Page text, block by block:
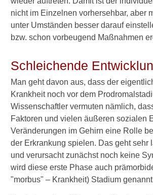
nicht im Einzelnen vorhersehbar, aber
unter Umständen besser darauf
bzw. schon vorbeugend Maßnahmen
Schleichende
Man geht davon aus, dass der
Krankheit noch vor dem
Wissenschaftler vermuten nämlich,
Faktoren und vielen äußeren sozialen
Veränderungen im Gehirn eine Rolle
der Erkrankung spielen. Das geht sehr
und verursacht zunächst noch keine
wird diese erste Phase auch
"morbus" – Krankheit) Stadium
Weg zur Diagnose
Ambulant oder stationär
Medikamentöse Therapie
Nebenwirkungen der
Medikamente
Psychotherapie
Soziotherapie
Elektrokrampftherapie